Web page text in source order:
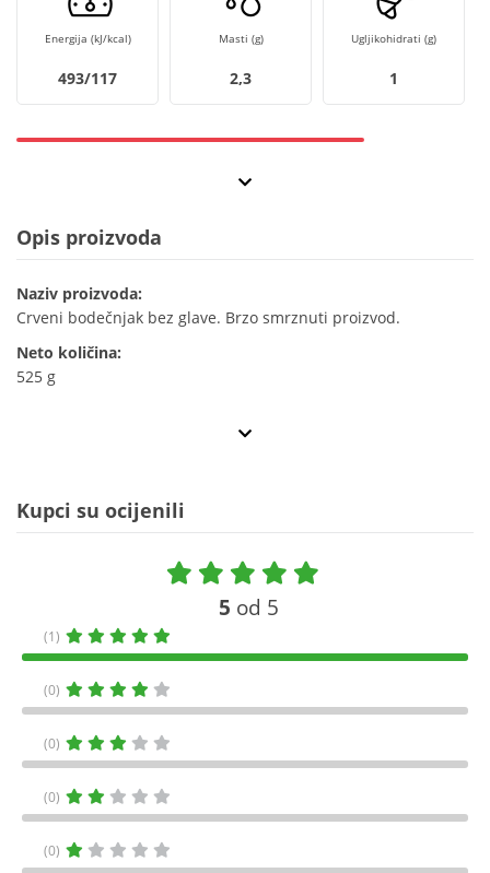
Energija (kJ/kcal)
493/117
Masti (g)
2,3
Ugljikohidrati (g)
1
Opis proizvoda
Naziv proizvoda:
Crveni bodečnjak bez glave. Brzo smrznuti proizvod.
Neto količina:
525 g
Kupci su ocijenili
5 od 5
(1)
(0)
(0)
(0)
(0)